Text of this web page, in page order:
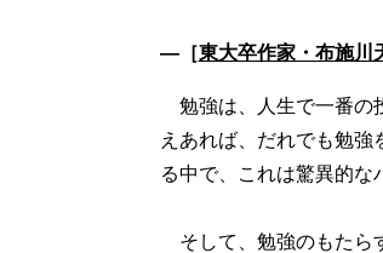
―［東大卒作家・布施川
勉強は、人生で一番の
えあれば、だれでも勉
る中で、これは驚異的な
そして、勉強のもたら